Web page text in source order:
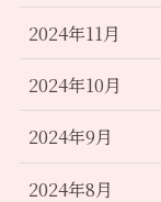
2024年11月
2024年10月
2024年9月
2024年8月